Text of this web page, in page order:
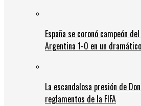
España se coronó campeón
Argentina 1-0 en un
La escandalosa presión de
reglamentos de la FIFA